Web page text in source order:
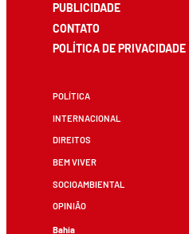
PUBLICIDADE
CONTATO
POLÍTICA DE PRIVACIDADE
POLÍTICA
INTERNACIONAL
DIREITOS
BEM VIVER
SOCIOAMBIENTAL
OPINIÃO
Bahia